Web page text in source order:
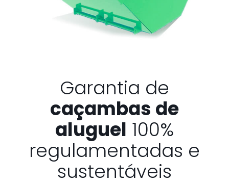
Garantia de
caçambas de
aluguel 100%
regulamentadas e
sustentáveis